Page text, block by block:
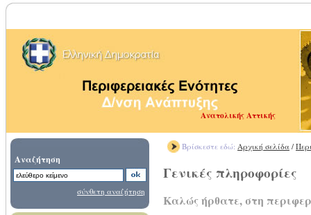
Ανατολικής Αττικής
Αναζήτηση
σύνθετη αναζήτηση
Βρίσκεστε εδώ: Αρχική σελίδα /
Γενικές πληροφορίες
Καλώς ήρθατε, στη